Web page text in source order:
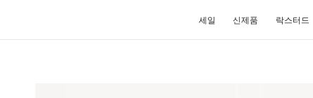
세일 신제품 락스터드